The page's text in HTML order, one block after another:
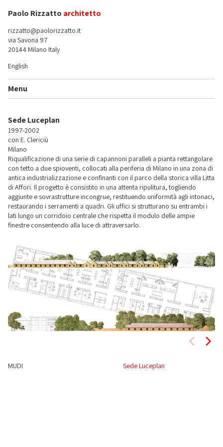
Paolo Rizzatto architetto
rizzatto@paolorizzatto.it
via Savona 97
20144 Milano Italy
English
Menu
Sede Luceplan
1997-2002
con E. Clericiù
Milano
Riqualificazione di una serie di capannoni paralleli a pianta rettangolare
con tetto a due spioventi, collocati alla periferia di Milano in una zona di
antica industrializzazione e confinanti con il parco della storica villa Litta
di Affori. Il progetto è consistito in una attenta ripulitura, togliendo
aggiunte e sovrastrutture incongrue, restituendo uniformità agli intonaci,
restaurando i serramenti a quadri. Gli uffici si strutturano su entrambi i
lati lungo un corridoio centrale che rispetta il modulo delle ampie
finestre consentendo alla luce di attraversarlo.
MUDI Sede Luceplan